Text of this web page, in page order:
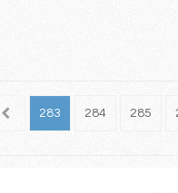
282 283 284 285